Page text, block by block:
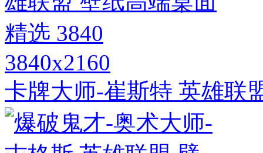
3840x2160
卡牌大师-崔斯特 英雄联